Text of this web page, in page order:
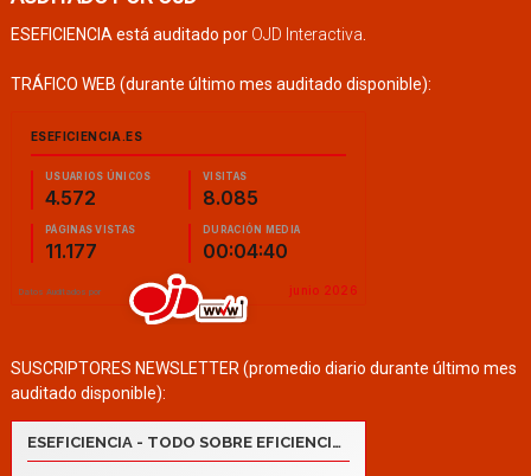
ESEFICIENCIA está auditado por OJD Interactiva
TRÁFICO WEB (durante último mes auditado disponible):
SUSCRIPTORES NEWSLETTER (promedio diario durante último mes
auditado disponible):